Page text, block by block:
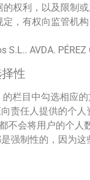
权利，以及限制或
，有权向监管机构
S.L.. AVDA.
性
栏目中勾选相应
责任人提供的个
不会将用户的个
强制性的，因为